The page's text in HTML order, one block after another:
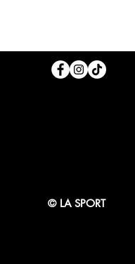
© LA SPORT